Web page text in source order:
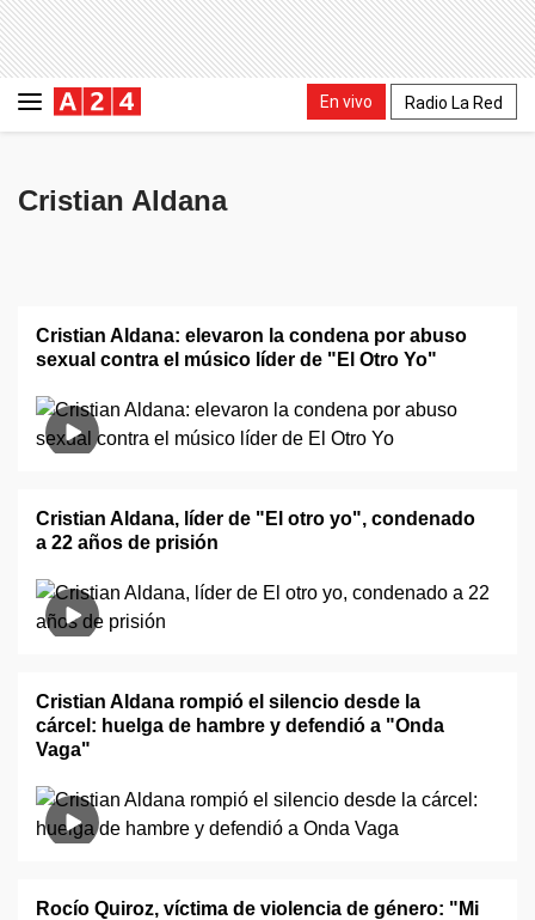
En vivo Radio La Red
Cristian Aldana
Cristian Aldana: elevaron la condena por abuso
sexual contra el músico líder de "El Otro Yo"
Cristian Aldana, líder de "El otro yo", condenado
a 22 años de prisión
Cristian Aldana rompió el silencio desde la
cárcel: huelga de hambre y defendió a "Onda
Vaga"
Rocío Quiroz, víctima de violencia de género: "Mi